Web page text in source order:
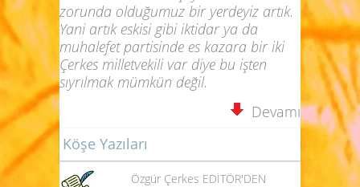
zorunda olduğumuz bir yerdeyiz artık.
Yani artık eskisi gibi iktidar ya da
muhalefet partisinde es kazara bir iki
Çerkes milletvekili var diye bu işten
sıyrılmak mümkün değil.
Devamı
Köşe Yazıları
Özgür Çerkes EDİTÖR'DEN